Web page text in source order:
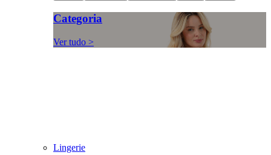
Categoria
Ver tudo >
Lingerie